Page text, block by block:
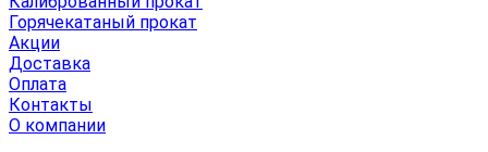
Горячекатаный прокат
Акции
Доставка
Оплата
Контакты
О компании